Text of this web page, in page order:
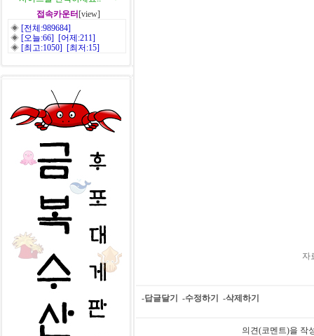
접속카운터 [view]
◈ [전체:989684]
◈ [오늘:66] [어제:211]
◈ [최고:1050] [최저:15]
자
-답글달기 -수정하기 -삭제하기
의견(코멘트)을 작